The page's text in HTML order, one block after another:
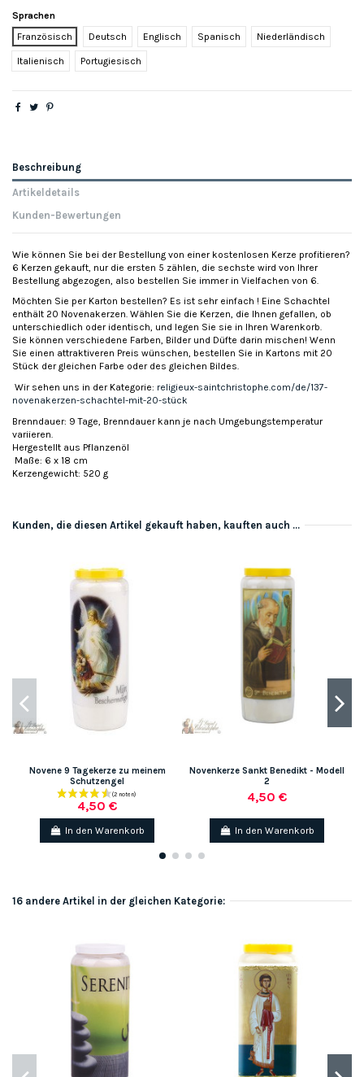
Sprachen
Französisch
Deutsch Englisch Spanisch Niederländisch
Italienisch Portugiesisch
Beschreibung
Artikeldetails
Kunden-Bewertungen
Wie können Sie bei der Bestellung von einer kostenlosen Kerze profitieren?
6 Kerzen gekauft, nur die ersten 5 zählen, die sechste wird von Ihrer
Bestellung abgezogen, also bestellen Sie immer in Vielfachen von 6.
Möchten Sie per Karton bestellen? Es ist sehr einfach ! Eine Schachtel
enthält 20 Novenakerzen. Wählen Sie die Kerzen, die Ihnen gefallen, ob
unterschiedlich oder identisch, und legen Sie sie in Ihren Warenkorb.
Sie können verschiedene Farben, Bilder und Düfte darin mischen! Wenn
Sie einen attraktiveren Preis wünschen, bestellen Sie in Kartons mit 20
Stück der gleichen Farbe oder des gleichen Bildes.
Wir sehen uns in der Kategorie: religieux-saintchristophe.com/de/137-
novenakerzen-schachtel-mit-20-stück
Brenndauer: 9 Tage, Brenndauer kann je nach Umgebungstemperatur
variieren.
Hergestellt aus Pflanzenöl
Maße: 6 x 18 cm
Kerzengewicht: 520 g
Kunden, die diesen Artikel gekauft haben, kauften auch ...
Novene 9 Tagekerze zu meinem
Schutzengel
4,50 €
In den Warenkorb
Novenkerze Sankt Benedikt - Modell
2
4,50 €
In den Warenkorb
16 andere Artikel in der gleichen Kategorie: